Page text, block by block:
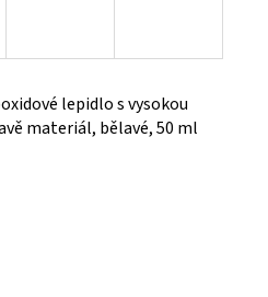
lepidlo s vysokou
materiál, bělavé, 50 ml